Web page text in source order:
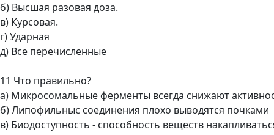
б) Высшая разовая доза.
в) Курсовая.
г) Ударная
д) Все перечисленные
11 Что правильно?
а) Микросомальные ферменты всегда снижают
б) Липофильныс соединения плохо выводятся почками
в) Биодоступность - способность веществ